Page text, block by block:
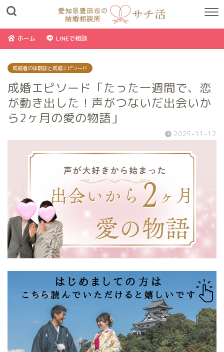
ホーム LINEで相談
成婚者の体験談と成婚エピソード
成婚エピソード「たった一週間で、恋
が動き出した！声がつないだ出会いか
ら2ヶ月の愛の物語」
2025-11-12